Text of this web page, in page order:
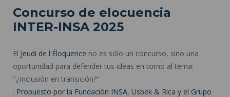
Concurso de elocuencia
INTER-INSA 2025
El Jeudi de l'Éloquence no es sólo un concurso, sino una
oportunidad para defender tus ideas en torno al tema:
"¿Inclusión en transición?"
. Propuesto por la Fundación INSA, Usbek & Rica y el Grupo